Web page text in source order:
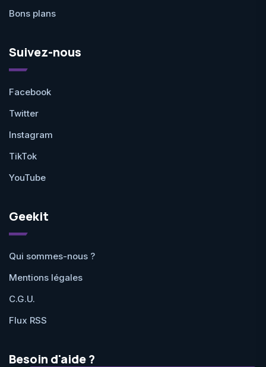
Bons plans
Suivez-nous
Facebook
Twitter
Instagram
TikTok
YouTube
Geekit
Qui sommes-nous ?
Mentions légales
C.G.U.
Flux RSS
Besoin d'aide ?